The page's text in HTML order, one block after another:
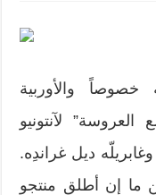
خصوصاً والأوربية
لآنتونيو
ديل غراندِه.
ما إن أطلق منتجو